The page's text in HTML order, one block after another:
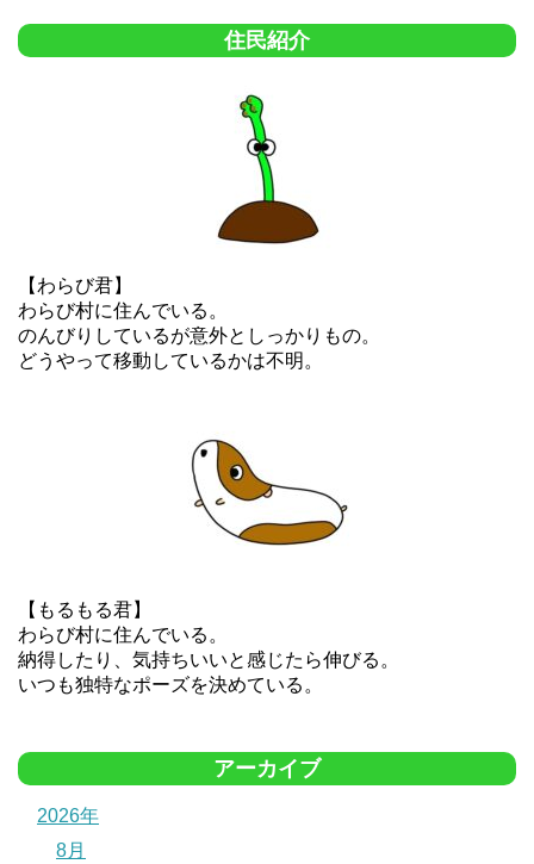
住民紹介
【わらび君】
わらび村に住んでいる。
のんびりしているが意外としっかりもの。
どうやって移動しているかは不明。
【もるもる君】
わらび村に住んでいる。
納得したり、気持ちいいと感じたら伸びる。
いつも独特なポーズを決めている。
アーカイブ
2026年
8月